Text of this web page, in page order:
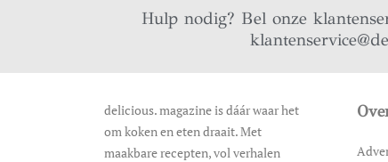
Hulp nodig? Bel onze
delicious. magazine is dáár waar het
om koken en eten draait. Met
maakbare recepten, vol verhalen